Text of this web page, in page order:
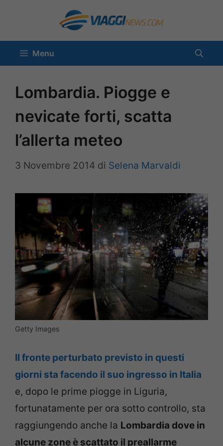
contenuto
Menu
Lombardia. Piogge e
nevicate forti, scatta
l’allerta meteo
3 Novembre 2014 di Selena Marvaldi
Getty Images
Il fronte perturbato previsto in questi
giorni sta facendo il suo ingresso in Italia
e, dopo le prime piogge in Liguria,
fortunatamente per ora sotto controllo, sta
raggiungendo anche la Lombardia dove in
alcune zone è scattato il preallarme